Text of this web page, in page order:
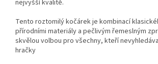
nejvyšší kvalitě.
Tento roztomilý kočárek je kombinací
přírodními materiály a pečlivým řemeslným
skvělou volbou pro všechny, kteří
hračky